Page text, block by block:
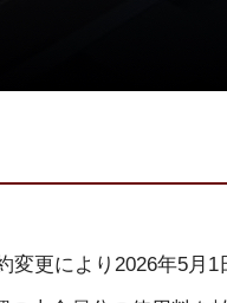
変更により2026年5月1